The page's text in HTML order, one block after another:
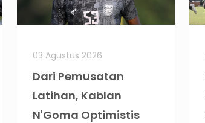
03 Agustus 2026
Dari Pemusatan
Latihan, Kablan
N'Goma Optimistis